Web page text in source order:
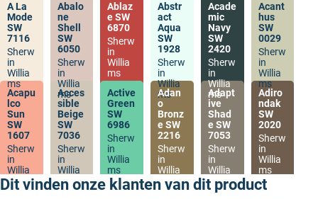
A La
Mode
SW
7116
Sherw
in
Willia
ms
Abalo
ne
Shell
SW
6050
Sherw
in
Willia
ms
Ablaz
e SW
6870
Sherw
in
Willia
ms
Abstr
act
Aqua
SW
1928
Sherw
in
Willia
ms
Acade
mic
Navy
SW
2420
Sherw
in
Willia
ms
Acant
hus
SW
0029
Sherw
in
Willia
ms
Acapu
lco
Sun
SW
1607
Sherw
in
Willia
ms
Acces
sible
Beige
SW
7036
Sherw
in
Willia
ms
Active
Green
SW
6986
Sherw
in
Willia
ms
Adan
o
Bronz
e SW
2216
Sherw
in
Willia
ms
Adapt
ive
Shad
e SW
7053
Sherw
in
Willia
ms
Adiro
ndak
SW
2020
Sherw
in
Willia
ms
Dit vinden onze klanten van dit product